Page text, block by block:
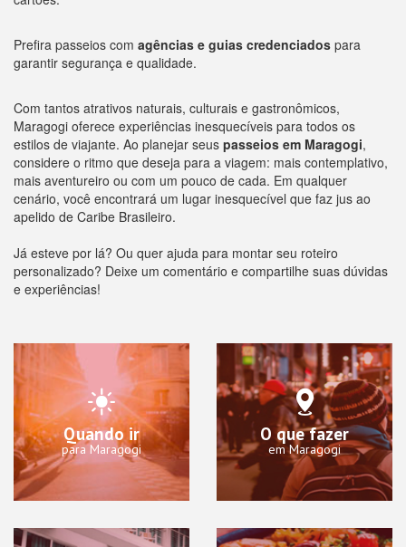
Prefira passeios com agências e guias credenciados para
garantir segurança e qualidade.
Com tantos atrativos naturais, culturais e gastronômicos,
Maragogi oferece experiências inesquecíveis para todos os
estilos de viajante. Ao planejar seus passeios em Maragogi,
considere o ritmo que deseja para a viagem: mais contemplativo,
mais aventureiro ou com um pouco de cada. Em qualquer
cenário, você encontrará um lugar inesquecível que faz jus ao
apelido de Caribe Brasileiro.
Já esteve por lá? Ou quer ajuda para montar seu roteiro
personalizado? Deixe um comentário e compartilhe suas dúvidas
e experiências!
Quando ir
para Maragogi
O que fazer
em Maragogi